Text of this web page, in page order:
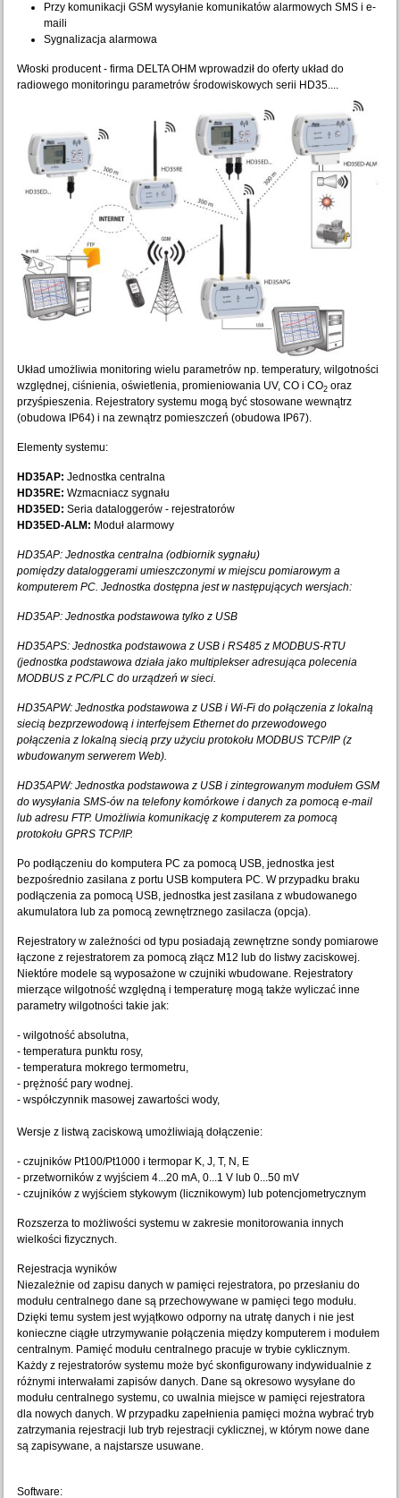
Przy komunikacji GSM wysyłanie komunikatów alarmowych SMS i e-
maili
Sygnalizacja alarmowa
Włoski producent - firma DELTA OHM wprowadził do oferty układ do
radiowego monitoringu parametrów środowiskowych serii HD35....
Układ umożliwia monitoring wielu parametrów np. temperatury, wilgotności
względnej, ciśnienia, oświetlenia, promieniowania UV, CO i CO2 oraz
przyśpieszenia. Rejestratory systemu mogą być stosowane wewnątrz
(obudowa IP64) i na zewnątrz pomieszczeń (obudowa IP67).
Elementy systemu:
HD35AP: Jednostka centralna
HD35RE: Wzmacniacz sygnału
HD35ED: Seria dataloggerów - rejestratorów
HD35ED-ALM: Moduł alarmowy
HD35AP: Jednostka centralna (odbiornik sygnału)
pomiędzy dataloggerami umieszczonymi w miejscu pomiarowym a
komputerem PC. Jednostka dostępna jest w następujących wersjach:
HD35AP: Jednostka podstawowa tylko z USB
HD35APS: Jednostka podstawowa z USB i RS485 z MODBUS-RTU
(jednostka podstawowa działa jako multiplekser adresująca polecenia
MODBUS z PC/PLC do urządzeń w sieci.
HD35APW: Jednostka podstawowa z USB i Wi-Fi do połączenia z lokalną
siecią bezprzewodową i interfejsem Ethernet do przewodowego
połączenia z lokalną siecią przy użyciu protokołu MODBUS TCP/IP (z
wbudowanym serwerem Web).
HD35APW: Jednostka podstawowa z USB i zintegrowanym modułem GSM
do wysyłania SMS-ów na telefony komórkowe i danych za pomocą e-mail
lub adresu FTP. Umożliwia komunikację z komputerem za pomocą
protokołu GPRS TCP/IP.
Po podłączeniu do komputera PC za pomocą USB, jednostka jest
bezpośrednio zasilana z portu USB komputera PC. W przypadku braku
podłączenia za pomocą USB, jednostka jest zasilana z wbudowanego
akumulatora lub za pomocą zewnętrznego zasilacza (opcja).
Rejestratory w zależności od typu posiadają zewnętrzne sondy pomiarowe
łączone z rejestratorem za pomocą złącz M12 lub do listwy zaciskowej.
Niektóre modele są wyposażone w czujniki wbudowane. Rejestratory
mierzące wilgotność względną i temperaturę mogą także wyliczać inne
parametry wilgotności takie jak:
- wilgotność absolutna,
- temperatura punktu rosy,
- temperatura mokrego termometru,
- prężność pary wodnej.
- współczynnik masowej zawartości wody,
Wersje z listwą zaciskową umożliwiają dołączenie:
- czujników Pt100/Pt1000 i termopar K, J, T, N, E
- przetworników z wyjściem 4...20 mA, 0...1 V lub 0...50 mV
- czujników z wyjściem stykowym (licznikowym) lub potencjometrycznym
Rozszerza to możliwości systemu w zakresie monitorowania innych
wielkości fizycznych.
Rejestracja wyników
Niezależnie od zapisu danych w pamięci rejestratora, po przesłaniu do
modułu centralnego dane są przechowywane w pamięci tego modułu.
Dzięki temu system jest wyjątkowo odporny na utratę danych i nie jest
konieczne ciągłe utrzymywanie połączenia między komputerem i modułem
centralnym. Pamięć modułu centralnego pracuje w trybie cyklicznym.
Każdy z rejestratorów systemu może być skonfigurowany indywidualnie z
różnymi interwałami zapisów danych. Dane są okresowo wysyłane do
modułu centralnego systemu, co uwalnia miejsce w pamięci rejestratora
dla nowych danych. W przypadku zapełnienia pamięci można wybrać tryb
zatrzymania rejestracji lub tryb rejestracji cyklicznej, w którym nowe dane
są zapisywane, a najstarsze usuwane.
Software: